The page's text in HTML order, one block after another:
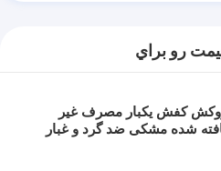
رو براي
کفش یکبار مصرف غیر
شده مشکی ضد گرد و غبار